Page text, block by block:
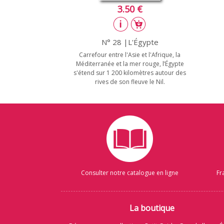
3.50 €
N° 28 |L'Égypte
Carrefour entre l'Asie et l'Afrique, la
Méditerranée et la mer rouge, l’Égypte
s'étend sur 1 200 kilomètres autour des
rives de son fleuve le Nil.
Consulter notre catalogue en ligne
La boutique